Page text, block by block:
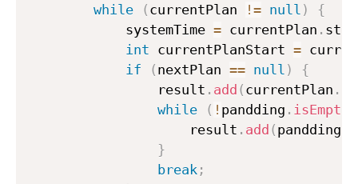
while ( currentPlan != null )
{
            systemTime
= currentPlan .
int currentPlanStart =
if
( nextPlan == null )
{
                result
. add ( currentPlan .
while
( ! pandding . isEmpty
                    result
. add ( pandding
}
break ;